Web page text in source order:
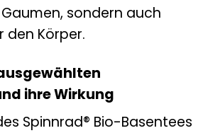
sondern auch
den Körper.
ihre Wirkung
Spinnrad® Bio-Basentees